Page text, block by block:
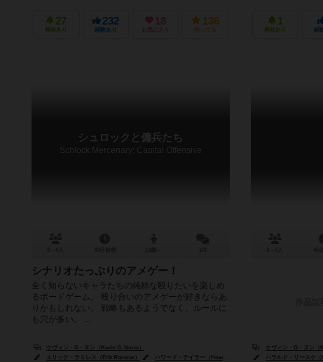
27
興味あり
232
経験あり
18
お気に入り
136
持ってる
1
興味あり 経
シュロックと傭兵たち
Schlock Mercenary: Capital Offensive
シナリオたっぷりのアメゲー！
全く知らないキャラたちの純粋な殴りたいを楽しめ
るボードゲーム。 殴り合いのアメゲーが好きならあ
りかもしれない。 戦略もあるようでなく、ルールに
も穴が多い。 ...
ケヴィン・G・ヌン（Kevin G. Nunn）
エリック・ラミレス（Erik Ramirez）
ハワード・テイラー（Howard Tayler）
ケヴィン・G・ヌン（
ハラルド・リースケ（